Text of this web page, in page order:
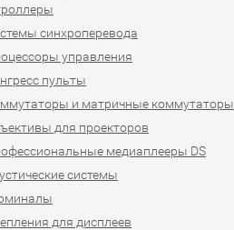
синхроперевода
управления
пульты
и матричные коммутаторы
для проекторов
медиаплееры DS
системы
для дисплеев